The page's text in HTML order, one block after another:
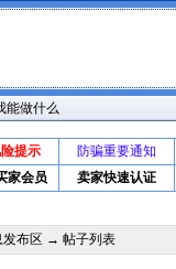
能做什么
提示
防骗重要通知
家会员 卖家快速认证
布区 → 帖子列表